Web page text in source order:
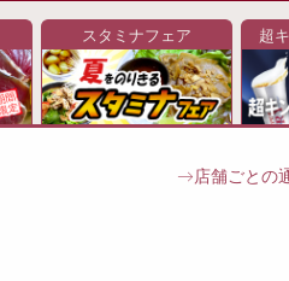
スタミナフェア 超
→店舗ごとの